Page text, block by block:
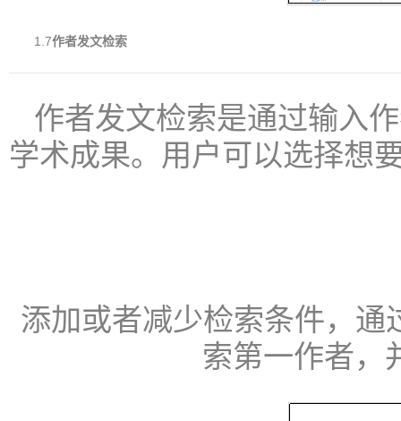
1.7作者发文检索
作者发文检索是通过输入
学术成果。用户可以选择想
添加或者减少检索条件，通
索第一作者，